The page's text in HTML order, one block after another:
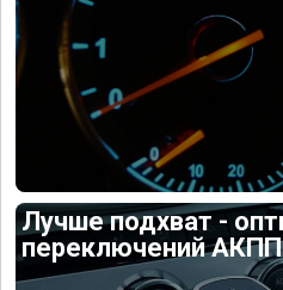
Лучше подхват -
переключений